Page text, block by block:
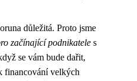
důležitá. Proto jsme
začínající podnikatele s
se vám bude dařit,
financování velkých